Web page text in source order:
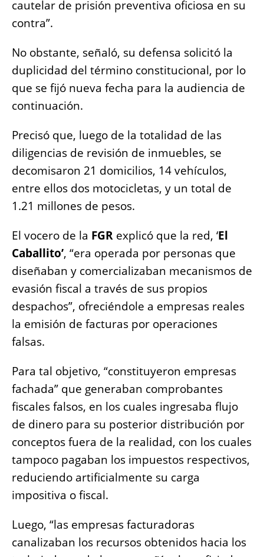
cautelar de prisión preventiva oficiosa en su
contra”.
No obstante, señaló, su defensa solicitó la
duplicidad del término constitucional, por lo
que se fijó nueva fecha para la audiencia de
continuación.
Precisó que, luego de la totalidad de las
diligencias de revisión de inmuebles, se
decomisaron 21 domicilios, 14 vehículos,
entre ellos dos motocicletas, y un total de
1.21 millones de pesos.
El vocero de la FGR explicó que la red, ‘El
Caballito’, “era operada por personas que
diseñaban y comercializaban mecanismos de
evasión fiscal a través de sus propios
despachos”, ofreciéndole a empresas reales
la emisión de facturas por operaciones
falsas.
Para tal objetivo, “constituyeron empresas
fachada” que generaban comprobantes
fiscales falsos, en los cuales ingresaba flujo
de dinero para su posterior distribución por
conceptos fuera de la realidad, con los cuales
tampoco pagaban los impuestos respectivos,
reduciendo artificialmente su carga
impositiva o fiscal.
Luego, “las empresas facturadoras
canalizaban los recursos obtenidos hacia los